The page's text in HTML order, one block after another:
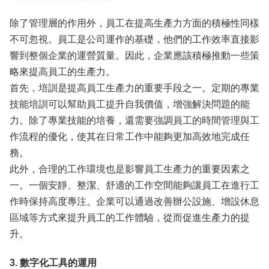
除了管理層的作用外，員工在提高生產力方面的積極性同樣
不可忽視。員工是公司運作的基礎，他們的工作效率直接影
響到整個企業的運營質量。因此，企業應該積極推動一些策
略來提高員工的生產力。
首先，培訓是提高員工生產力的重要手段之一。定期的專業
技能培訓可以幫助員工提升自我價值，增強解決問題的能
力。除了專業技能的培養，還需要強調員工的時間管理與工
作流程的優化，使其在日常工作中能夠更加高效地完成任
務。
此外，合理的工作環境也是影響員工生產力的重要因素之
一。一個安靜、整潔、舒適的工作空間能夠讓員工在進行工
作時保持高度專注。企業可以通過改善辦公設施、增設休息
區域等方式來提升員工的工作體驗，從而促進生產力的提
升。
3. 數字化工具的運用